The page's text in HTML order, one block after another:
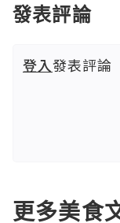
發表評論
登入發表評論
更多美食